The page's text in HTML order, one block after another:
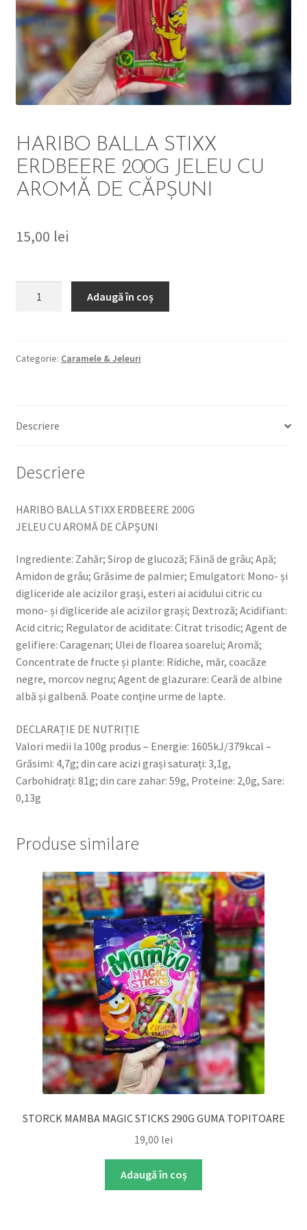
DETERGENT
SOLUȚII CURĂȚENIE
ÎNGRIJIRE
PERSONALĂ
HARIBO BALLA STIXX
ERDBEERE 200G JELEU CU
AROMĂ DE CĂPȘUNI
15,00 lei
ERDBEERE
AROMĂ
Adaugă în coș
Categorie: Caramele & Jeleuri
Descriere
Descriere
HARIBO BALLA STIXX ERDBEERE 200G
JELEU CU AROMĂ DE CĂPȘUNI
Ingrediente: Zahăr; Sirop de glucoză; Făină de grâu; Apă;
Amidon de grâu; Grăsime de palmier; Emulgatori: Mono- și
digliceride ale acizilor grași, esteri ai acidului citric cu
mono- și digliceride ale acizilor grași; Dextroză; Acidifiant:
Acid citric; Regulator de aciditate: Citrat trisodic; Agent de
gelifiere: Caragenan; Ulei de floarea soarelui; Aromă;
Concentrate de fructe și plante: Ridiche, măr, coacăze
negre, morcov negru; Agent de glazurare: Ceară de albine
albă și galbenă. Poate conține urme de lapte.
DECLARAȚIE DE NUTRIȚIE
Valori medii la 100g produs – Energie: 1605kJ/379kcal –
Grăsimi: 4,7g; din care acizi grași saturați: 3,1g,
Carbohidrați: 81g; din care zahar: 59g, Proteine: 2,0g, Sare:
0,13g
Produse similare
STORCK MAMBA MAGIC STICKS 290G GUMA TOPITOARE
19,00 lei
Adaugă în coș